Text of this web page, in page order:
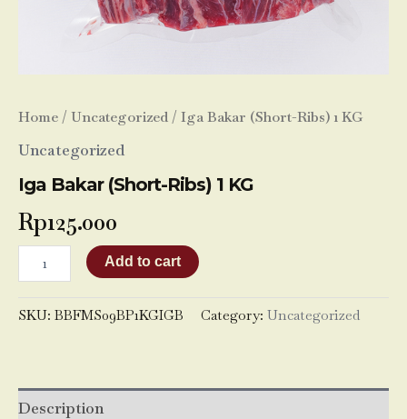
Home / Uncategorized / Iga Bakar (Short-Ribs) 1 KG
Uncategorized
Iga Bakar (Short-Ribs) 1 KG
Rp125.000
Add to cart
SKU: BBFMS09BP1KGIGB Category: Uncategorized
Description